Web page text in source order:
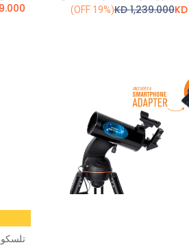
KD
1,239.000
KD
(19% OFF)